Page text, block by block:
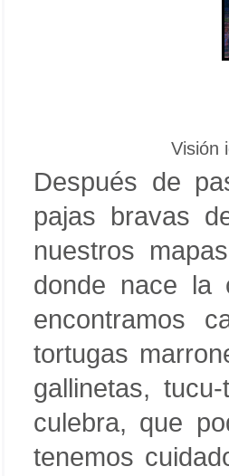
Visión
Después de
pajas bravas
nuestros
donde nace la
encontramos
tortugas
gallinetas,
culebra, que
tenemos